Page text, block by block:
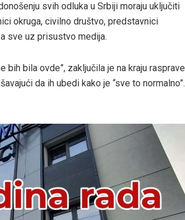
svih odluka u Srbiji moraju uključiti
okruga, civilno društvo, predstavnici
sve uz prisustvo medija.
bih bila ovde”, zaključila je na kraju rasprave
da ih ubedi kako je “sve to normalno”.